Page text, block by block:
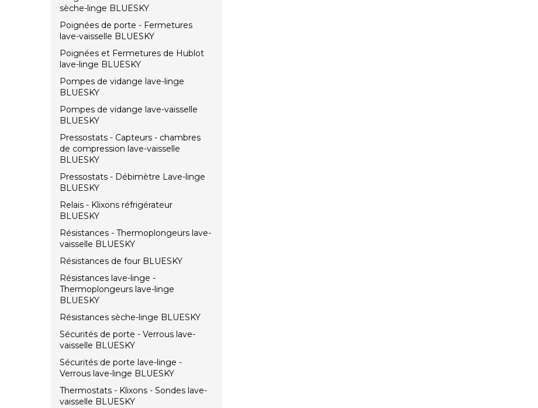
sèche-linge BLUESKY
Poignées de porte - Fermetures
lave-vaisselle BLUESKY
Poignées et Fermetures de Hublot
lave-linge BLUESKY
Pompes de vidange lave-linge
BLUESKY
Pompes de vidange lave-vaisselle
BLUESKY
Pressostats - Capteurs - chambres
de compression lave-vaisselle
BLUESKY
Pressostats - Débimètre Lave-linge
BLUESKY
Relais - Klixons réfrigérateur
BLUESKY
Résistances - Thermoplongeurs lave-
vaisselle BLUESKY
Résistances de four BLUESKY
Résistances lave-linge -
Thermoplongeurs lave-linge
BLUESKY
Résistances sèche-linge BLUESKY
Sécurités de porte - Verrous lave-
vaisselle BLUESKY
Sécurités de porte lave-linge -
Verrous lave-linge BLUESKY
Thermostats - Klixons - Sondes lave-
vaisselle BLUESKY